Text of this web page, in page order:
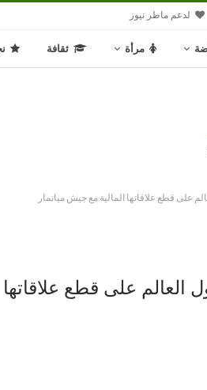
لدعم ماطر نيوز
مرأة ثقافة
على قطع علاقاتها المالية مع جيش ميانمار
العالم على قطع